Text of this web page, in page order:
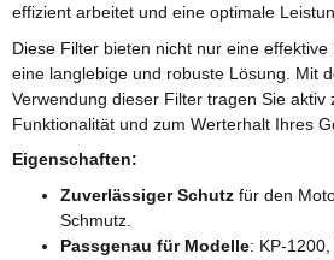
effizient arbeitet und eine optimale
Diese Filter bieten nicht nur eine
eine langlebige und robuste Lösung. Mit
Verwendung dieser Filter tragen Sie aktiv
Funktionalität und zum Werterhalt Ihres
Eigenschaften:
Zuverlässiger Schutz für den
Schmutz.
Passgenau für Modelle: KP-